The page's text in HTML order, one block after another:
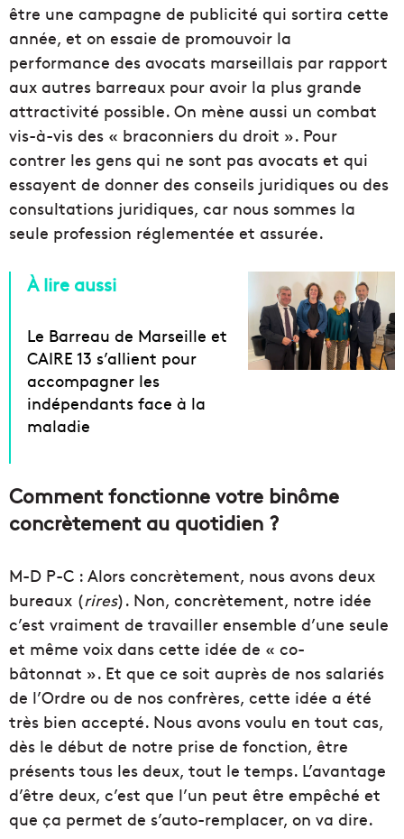
être une campagne de publicité qui sortira cette
année, et on essaie de promouvoir la
performance des avocats marseillais par rapport
aux autres barreaux pour avoir la plus grande
attractivité possible. On mène aussi un combat
vis-à-vis des « braconniers du droit ». Pour
contrer les gens qui ne sont pas avocats et qui
essayent de donner des conseils juridiques ou des
consultations juridiques, car nous sommes la
seule profession réglementée et assurée.
À lire aussi
Le Barreau de Marseille et
CAIRE 13 s’allient pour
accompagner les
indépendants face à la
maladie
Comment fonctionne votre binôme
concrètement au quotidien ?
M-D P-C : Alors concrètement, nous avons deux
bureaux (rires). Non, concrètement, notre idée
c’est vraiment de travailler ensemble d’une seule
et même voix dans cette idée de « co-
bâtonnat ». Et que ce soit auprès de nos salariés
de l’Ordre ou de nos confrères, cette idée a été
très bien accepté. Nous avons voulu en tout cas,
dès le début de notre prise de fonction, être
présents tous les deux, tout le temps. L’avantage
d’être deux, c’est que l’un peut être empêché et
que ça permet de s’auto-remplacer, on va dire.